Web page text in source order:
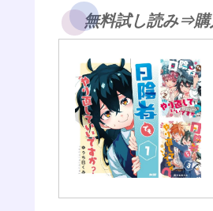
無料試し読み⇒購